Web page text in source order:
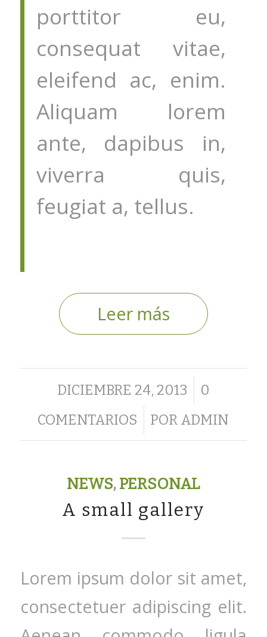
porttitor eu,
consequat vitae,
eleifend ac, enim.
Aliquam lorem
ante, dapibus in,
viverra quis,
feugiat a, tellus.
Leer más
DICIEMBRE 24, 2013
/
0
COMENTARIOS
/ POR ADMIN
NEWS, PERSONAL
A small gallery
Lorem ipsum dolor sit amet,
consectetuer adipiscing elit.